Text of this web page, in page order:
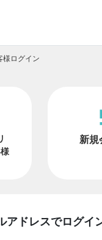
様ログイン
新規
アドレスでログイ